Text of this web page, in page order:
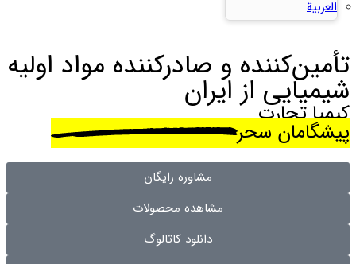
العربية
تأمین‌کننده و صادرکننده مواد اولیه
شیمیایی از ایران
کیمیا تجارت
پیشگامان سحر
مشاوره رایگان
مشاهده محصولات
دانلود کاتالوگ